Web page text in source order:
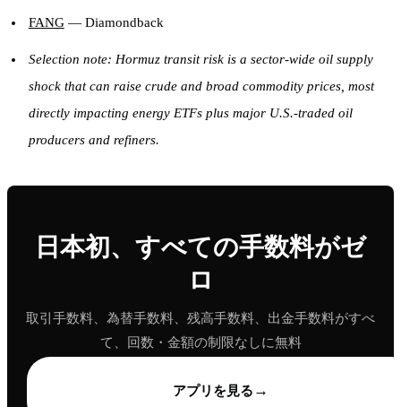
FANG— Diamondback
Selection note: Hormuz transit risk is a sector-wide oil supply
shock that can raise crude and broad commodity prices, most
directly impacting energy ETFs plus major U.S.-traded oil
producers and refiners.
日本初、すべての手数料がゼ
ロ
取引手数料、為替手数料、残高手数料、出金手数料がすべ
て、回数・金額の制限なしに無料
アプリを見る →